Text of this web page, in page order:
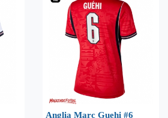
Anglia Marc Guehi #6